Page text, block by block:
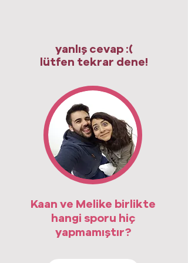
Kaan ve Melike birlikte
hangi sporu hiç
yapmamıştır?
yanlış cevap :(
lütfen tekrar dene!